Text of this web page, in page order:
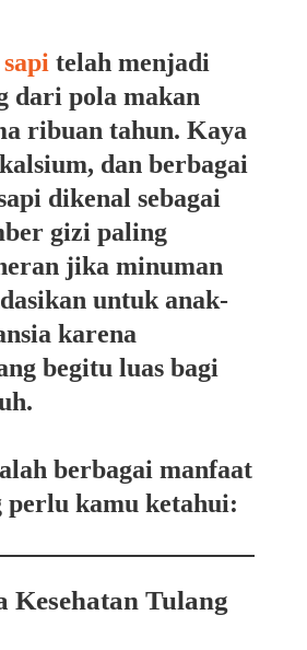
telah menjadi
dari pola makan
ribuan tahun. Kaya
dan berbagai
dikenal sebagai
gizi paling
jika minuman
untuk anak-
karena
begitu luas bagi
berbagai manfaat
perlu kamu ketahui:
Kesehatan Tulang